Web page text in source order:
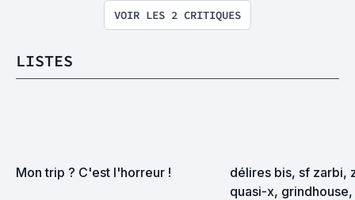
VOIR LES 2 CRITIQUES
LISTES
Mon trip ? C'est l'horreur !
délires bis, sf zarbi,
quasi-x,